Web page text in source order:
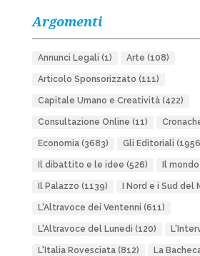
Argomenti
Annunci Legali (1) Arte (108)
Articolo Sponsorizzato (111)
Capitale Umano e Creatività(422)
Consultazione Online (11)
Economia(3683) Gli Editoriali
Il dibattito e le idee (526) Il
Il Palazzo (1139) I Nord e i Sud del
L'Altravoce dei Ventenni (611)
L'Altravoce del Lunedì (120)
L'Italia Rovesciata(812) La